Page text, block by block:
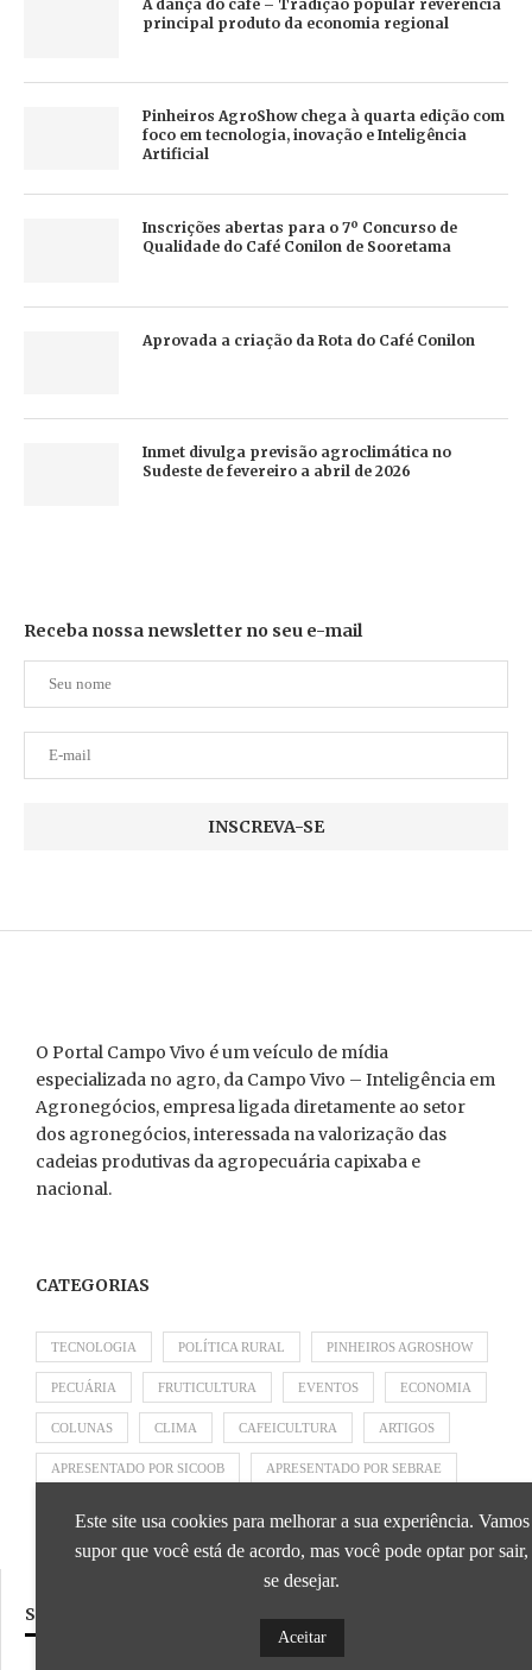
A dança do café – Tradição popular reverencia
principal produto da economia regional
Pinheiros AgroShow chega à quarta edição com
foco em tecnologia, inovação e Inteligência
Artificial
Inscrições abertas para o 7º Concurso de
Qualidade do Café Conilon de Sooretama
Aprovada a criação da Rota do Café Conilon
Inmet divulga previsão agroclimática no
Sudeste de fevereiro a abril de 2026
Receba nossa newsletter no seu e-mail
O Portal Campo Vivo é um veículo de mídia
especializada no agro, da Campo Vivo – Inteligência em
Agronegócios, empresa ligada diretamente ao setor
dos agronegócios, interessada na valorização das
cadeias produtivas da agropecuária capixaba e
nacional.
CATEGORIAS
TECNOLOGIA POLÍTICA RURAL PINHEIROS AGROSHOW
PECUÁRIA FRUTICULTURA EVENTOS ECONOMIA
COLUNAS CLIMA CAFEICULTURA ARTIGOS
APRESENTADO POR SICOOB APRESENTADO POR SEBRAE
SIGA NOSSAS REDES SOCIAIS
Este site usa cookies para melhorar a sua experiência. Vamos
supor que você está de acordo, mas você pode optar por sair,
se desejar.
Aceitar